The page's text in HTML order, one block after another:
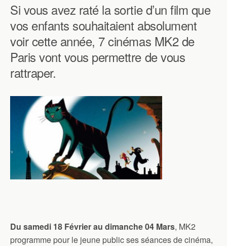
Si vous avez raté la sortie d’un film que
vos enfants souhaitaient absolument
voir cette année, 7 cinémas MK2 de
Paris vont vous permettre de vous
rattraper.
Du samedi 18 Février au dimanche 04 Mars, MK2
programme pour le jeune public ses séances de cinéma,